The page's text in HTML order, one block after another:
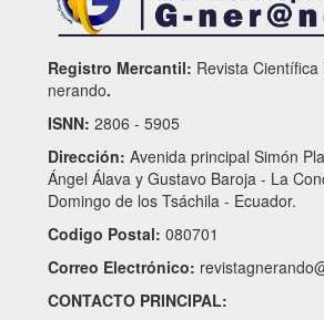
Registro Mercantil: Revista
nerando.
ISNN: 2806 - 5905
Dirección: Avenida principal Simón
Ángel Álava y Gustavo Baroja - La
Domingo de los Tsáchila - Ecuador.
Codigo Postal: 080701
Correo Electrónico:
CONTACTO PRINCIPAL: